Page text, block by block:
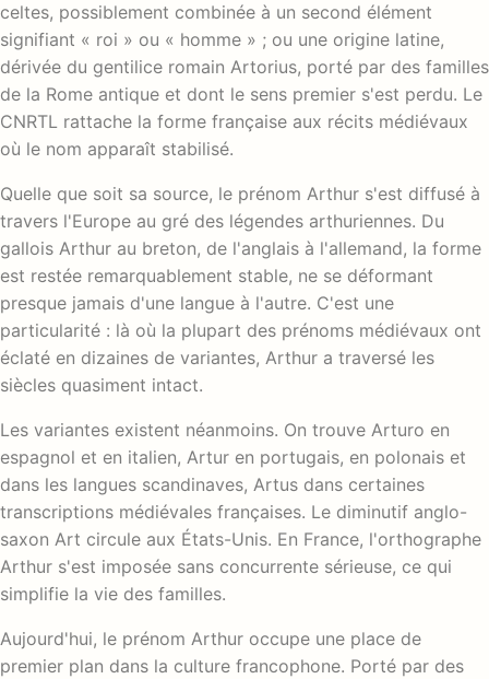
celtes, possiblement combinée à un second élément
signifiant « roi » ou « homme » ; ou une origine latine,
dérivée du gentilice romain Artorius, porté par des familles
de la Rome antique et dont le sens premier s'est perdu. Le
CNRTL rattache la forme française aux récits médiévaux
où le nom apparaît stabilisé.
Quelle que soit sa source, le prénom Arthur s'est diffusé à
travers l'Europe au gré des légendes arthuriennes. Du
gallois Arthur au breton, de l'anglais à l'allemand, la forme
est restée remarquablement stable, ne se déformant
presque jamais d'une langue à l'autre. C'est une
particularité : là où la plupart des prénoms médiévaux ont
éclaté en dizaines de variantes, Arthur a traversé les
siècles quasiment intact.
Les variantes existent néanmoins. On trouve Arturo en
espagnol et en italien, Artur en portugais, en polonais et
dans les langues scandinaves, Artus dans certaines
transcriptions médiévales françaises. Le diminutif anglo-
saxon Art circule aux États-Unis. En France, l'orthographe
Arthur s'est imposée sans concurrente sérieuse, ce qui
simplifie la vie des familles.
Aujourd'hui, le prénom Arthur occupe une place de
premier plan dans la culture francophone. Porté par des